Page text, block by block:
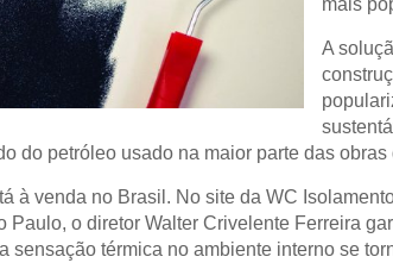
mais
A
do petróleo usado na maior parte das
à venda no Brasil. No site da WC
Paulo, o diretor Walter Crivelente Ferreira
sensação térmica no ambiente interno se